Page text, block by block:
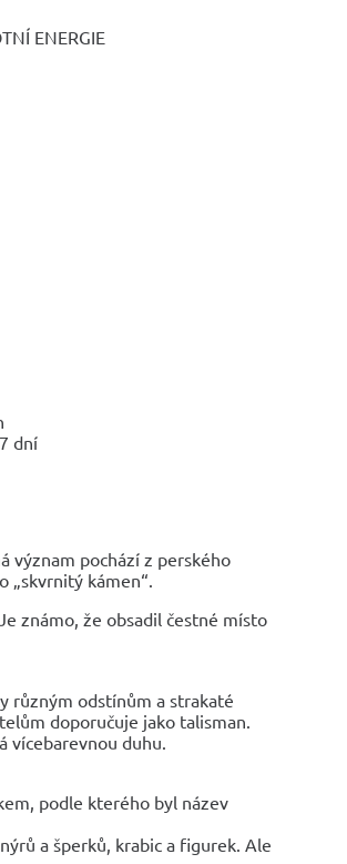
ENERGIE
dní
význam pochází z perského
„skvrnitý kámen“.
známo, že obsadil čestné místo
různým odstínům a strakaté
doporučuje jako talisman.
vícebarevnou duhu.
podle kterého byl název
a šperků, krabic a figurek. Ale